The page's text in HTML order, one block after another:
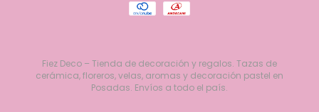
Fiez Deco – Tienda de decoración y regalos. Tazas de
cerámica, floreros, velas, aromas y decoración pastel en
Posadas. Envíos a todo el país.